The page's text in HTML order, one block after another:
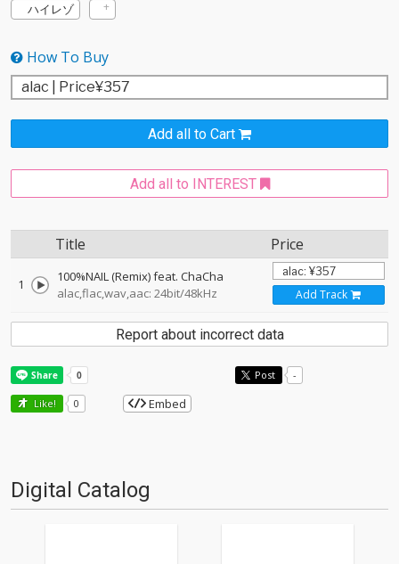
ハイレゾ
How To Buy
Add all to Cart
Add all to INTEREST
Title Price
1
100%NAIL (Remix) feat. ChaCha
alac,flac,wav,aac: 24bit/48kHz
Add Track
Report about incorrect data
Post -
Like! 0 Embed
Digital Catalog